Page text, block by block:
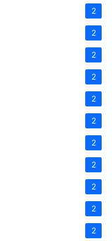
2
2
2
2
2
2
2
2
2
2
2